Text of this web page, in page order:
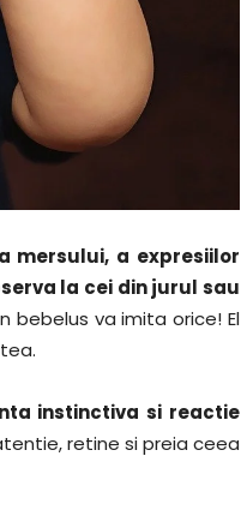
mersului, a expresiilor
la cei din jurul sau
bebelus va imita orice! El
instinctiva si reactie
retine si preia ceea